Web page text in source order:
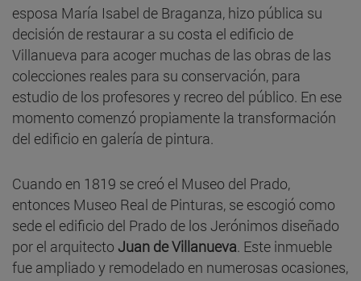
esposa María Isabel de Braganza, hizo pública su
decisión de restaurar a su costa el edificio de
Villanueva para acoger muchas de las obras de las
colecciones reales para su conservación, para
estudio de los profesores y recreo del público. En ese
momento comenzó propiamente la transformación
del edificio en galería de pintura.
Cuando en 1819 se creó el Museo del Prado,
entonces Museo Real de Pinturas, se escogió como
sede el edificio del Prado de los Jerónimos diseñado
por el arquitecto Juan de Villanueva. Este inmueble
fue ampliado y remodelado en numerosas ocasiones,